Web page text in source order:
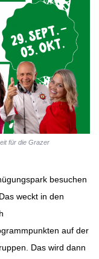
für die Grazer
besuchen
weckt in den
auf der
Das wird dann